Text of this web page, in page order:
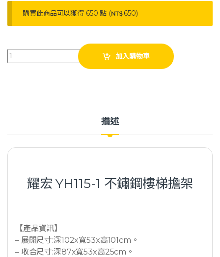
購買此商品可以獲得 650 點 (NT$650)
耀宏 YH115-1 不鏽鋼樓梯擔架 緊急救護搬運椅 不鏽鋼 擔架 quantity
加入購物車
描述
耀宏 YH115-1 不鏽鋼樓梯擔架
【產品資訊】
– 展開尺寸:深102x寬53x高101cm。
– 收合尺寸:深87x寬53x高25cm。